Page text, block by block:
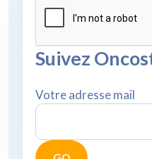
Suivez
Votre adresse mail